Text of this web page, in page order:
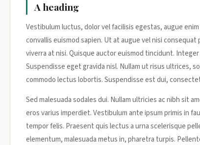
A heading
Vestibulum luctus, dolor vel facilisis egestas, augue
convallis euismod sapien. Ut at augue vel nisi
viverra at nisi. Quisque auctor euismod tincidunt.
Suspendisse eget gravida nisl. Nullam ut risus ultrices,
commodo lectus lobortis. Suspendisse est dui,
Sed malesuada sodales dui. Nullam ultricies ac nibh sit
eros varius imperdiet. Vestibulum ante ipsum primis in
tempor felis. Praesent quis lectus a urna scelerisque
elementum, malesuada metus in, pharetra turpis.